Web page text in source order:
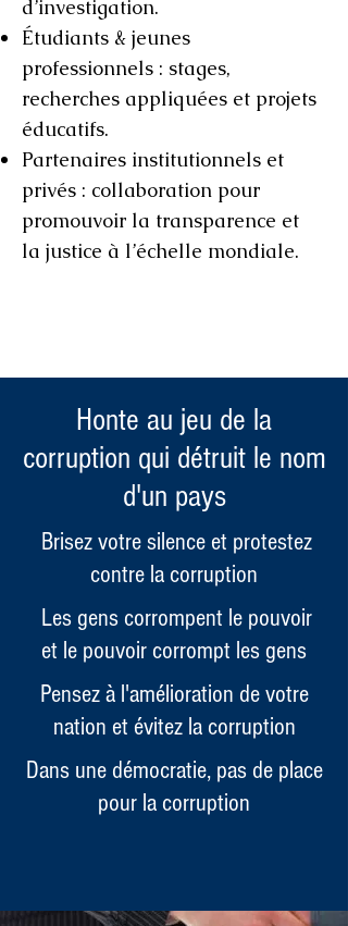
d’investigation.
Étudiants & jeunes
professionnels : stages,
recherches appliquées et projets
éducatifs.
Partenaires institutionnels et
privés : collaboration pour
promouvoir la transparence et
la justice à l’échelle mondiale.
Honte au jeu de la
corruption qui détruit le nom
d'un pays
Brisez votre silence et protestez
contre la corruption
Les gens corrompent le pouvoir
et le pouvoir corrompt les gens
Pensez à l'amélioration de votre
nation et évitez la corruption
Dans une démocratie, pas de place
pour la corruption